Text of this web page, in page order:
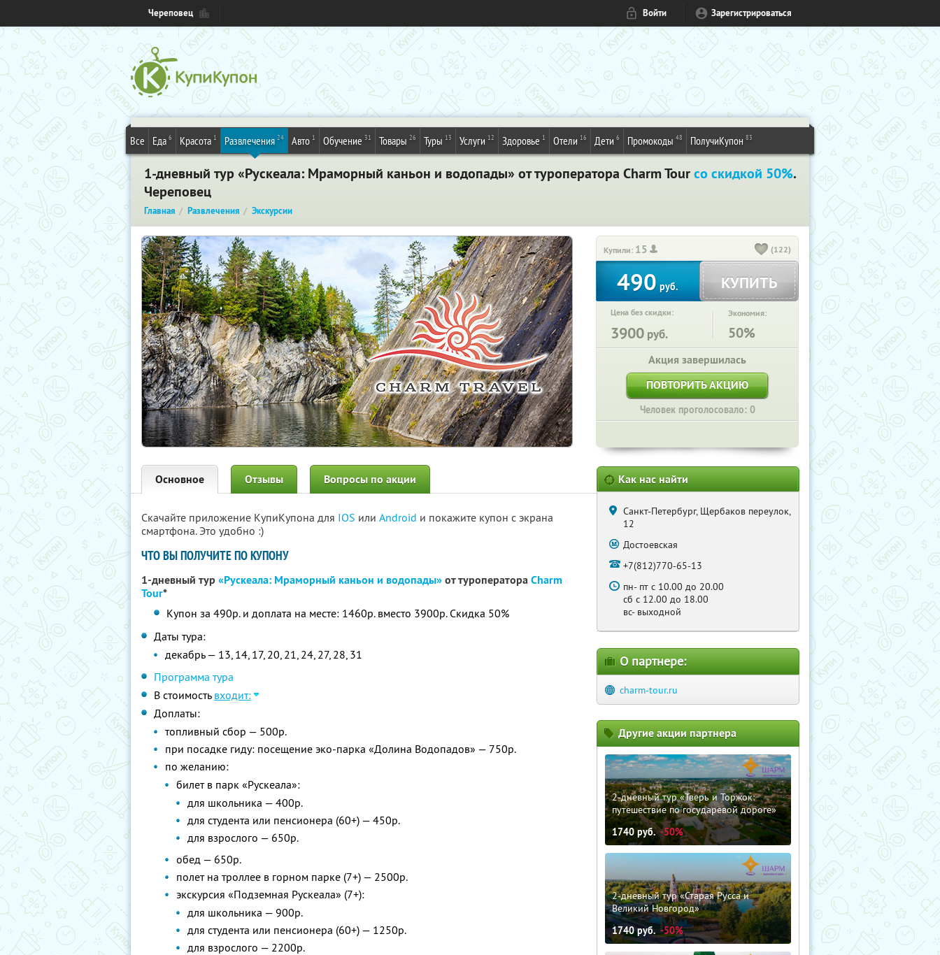
Череповец Войти Зарегистрироваться
Все Еда 6 Красота 1 Развлечения 24 Авто 1 Обучение 31 Товары 26 Туры 13 Услуги 12 Здоровье 1 Отели 16 Дети 6 Промокоды 48 ПолучиКупон 83
1-дневный тур «Рускеала: Мраморный каньон и водопады» от туроператора Charm Tourсо скидкой 50%.
Череповец
Главная Развлечения Экскурсии
Купили: 15 (122)
490 руб. КУПИТЬ
Цена без скидки:
3900 руб.
Экономия:
50%
Акция завершилась
ПОВТОРИТЬ АКЦИЮ
Человек проголосовало: 0
Основное Отзывы Вопросы по акции
Скачайте приложение КупиКупона для IOS или Android и покажите купон с экрана
смартфона. Это удобно :)
ЧТО ВЫ ПОЛУЧИТЕ ПО КУПОНУ
1-дневный тур «Рускеала: Мраморный каньон и водопады»от туроператораCharm
Tour*
Купон за 490р. и доплата на месте: 1460р. вместо 3900р. Скидка 50%
Даты тура:
декабрь — 13, 14, 17, 20, 21, 24, 27, 28, 31
Программа тура
В стоимость входит:
Доплаты:
топливный сбор — 500р.
при посадке гиду: посещение эко-парка «Долина Водопадов» — 750р.
по желанию:
билет в парк «Рускеала»:
для школьника — 400р.
для студента или пенсионера (60+) — 450р.
для взрослого — 650р.
обед — 650р.
полет на троллее в горном парке (7+) — 2500р.
экскурсия «Подземная Рускеала» (7+):
для школьника — 900р.
для студента или пенсионера (60+) — 1250р.
для взрослого — 2200р.
Как нас найти
Санкт-Петербург, Щербаков переулок,
12
Достоевская
+7(812)770-65-13
пн- пт с 10.00 до 20.00
сб с 12.00 до 18.00
вс- выходной
О партнере:
charm-tour.ru
Другие акции партнера
2-дневный тур «Тверь и Торжок:
путешествие по государевой дороге»
1740руб. -50%
2-дневный тур «Старая Русса и
Великий Новгород»
1740руб. -50%